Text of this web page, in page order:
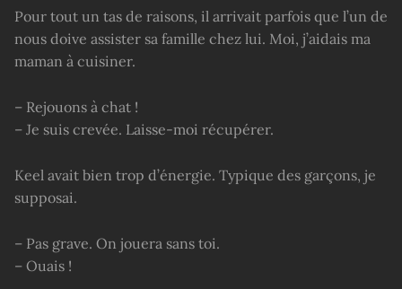
Pour tout un tas de raisons, il arrivait parfois que l’un de
nous doive assister sa famille chez lui. Moi, j’aidais ma
maman à cuisiner.
– Rejouons à chat !
– Je suis crevée. Laisse-moi récupérer.
Keel avait bien trop d’énergie. Typique des garçons, je
supposai.
– Pas grave. On jouera sans toi.
– Ouais !